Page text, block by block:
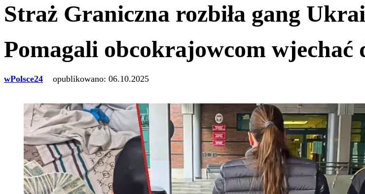
Straż Graniczna rozbiła gang
Pomagali obcokrajowcom wjechać
wPolsce24 opublikowano: 06.10.2025